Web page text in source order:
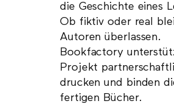
die Geschichte eines
Ob fiktiv oder real
Autoren überlassen.
Bookfactory
Projekt
drucken und binden
fertigen Bücher.